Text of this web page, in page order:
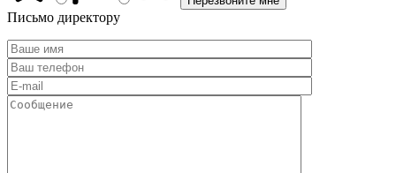
Письмо директору